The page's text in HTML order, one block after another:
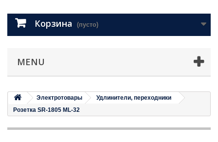
Корзина (пусто)
MENU
Электротовары
Удлинители, переходники
Розетка SR-1805 ML-32